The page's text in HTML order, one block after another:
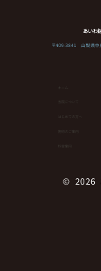
健康維
にラン
あいわ
〒409-3841 山梨県中
ホーム
はじめての方へ
⁨⁩施術のご案内
料金案内
© 2026